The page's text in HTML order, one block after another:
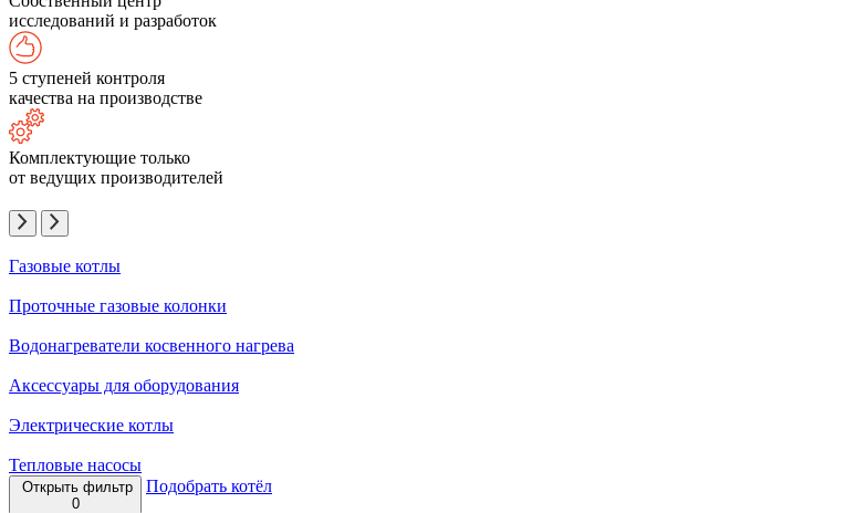
исследований и разработок
5 ступеней контроля
качества на производстве
Комплектующие только
от ведущих производителей
Газовые котлы
Проточные газовые колонки
Водонагреватели косвенного нагрева
Аксессуары для оборудования
Электрические котлы
Тепловые насосы
Открыть фильтр
0
Подобрать котёл